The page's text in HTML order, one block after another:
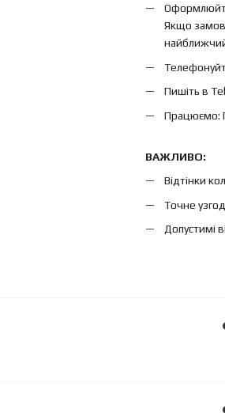
Якщо
Пишіть в
Працюємо:
ВАЖЛИВО:
Відтінки
Точне
Допустимі